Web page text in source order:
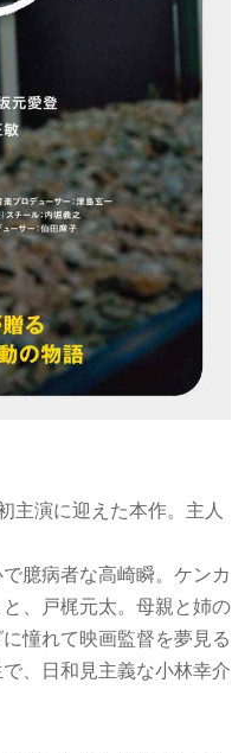
主演に迎えた本作。主人
臆病者な高崎瞬。ケンカ
、戸梶元太。母親と姉の
憧れて映画監督を夢見る
、日和見主義な小林幸介